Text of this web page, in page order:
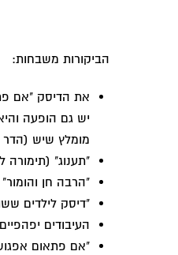
הביקורות משבחות:
את הדיסק "אם
יש גם הופעה
מומלץ שיש (הדר
"תענוג" (תימורה
"הרבה חן
"דיסק לילדים
העיבודים
"אם פתאום